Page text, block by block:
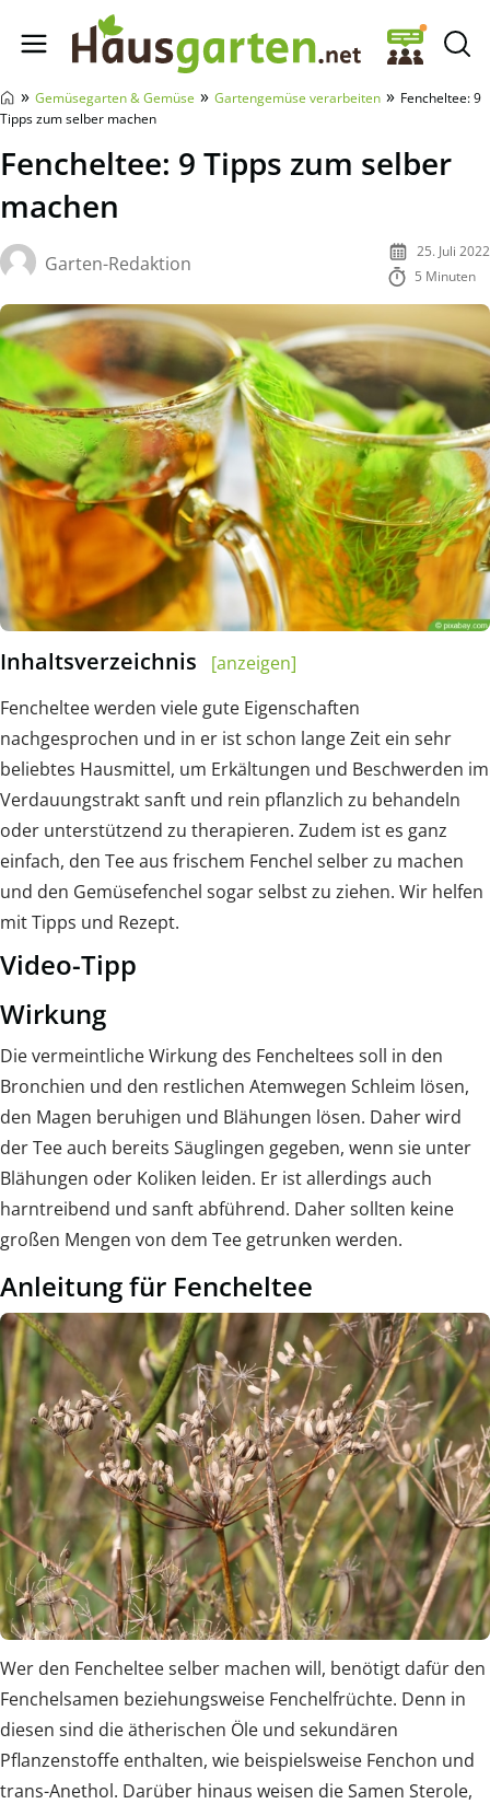
Hausgarten.net
» Gemüsegarten & Gemüse » Gartengemüse verarbeiten » Fencheltee: 9
Tipps zum selber machen
Fencheltee: 9 Tipps zum selber
machen
Garten-Redaktion
25. Juli 2022
5 Minuten
Inhaltsverzeichnis
[anzeigen]
Fencheltee werden viele gute Eigenschaften
nachgesprochen und in er ist schon lange Zeit ein sehr
beliebtes Hausmittel, um Erkältungen und Beschwerden im
Verdauungstrakt sanft und rein pflanzlich zu behandeln
oder unterstützend zu therapieren. Zudem ist es ganz
einfach, den Tee aus frischem Fenchel selber zu machen
und den Gemüsefenchel sogar selbst zu ziehen. Wir helfen
mit Tipps und Rezept.
Video-Tipp
Wirkung
Die vermeintliche Wirkung des Fencheltees soll in den
Bronchien und den restlichen Atemwegen Schleim lösen,
den Magen beruhigen und Blähungen lösen. Daher wird
der Tee auch bereits Säuglingen gegeben, wenn sie unter
Blähungen oder Koliken leiden. Er ist allerdings auch
harntreibend und sanft abführend. Daher sollten keine
großen Mengen von dem Tee getrunken werden.
Anleitung für Fencheltee
Wer den Fencheltee selber machen will, benötigt dafür den
Fenchelsamen beziehungsweise Fenchelfrüchte. Denn in
diesen sind die ätherischen Öle und sekundären
Pflanzenstoffe enthalten, wie beispielsweise Fenchon und
trans-Anethol. Darüber hinaus weisen die Samen Sterole,